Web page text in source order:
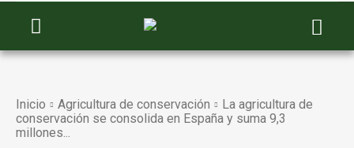
Inicio Agricultura de conservación
La agricultura de
conservación se consolida en España y suma 9,3
millones...